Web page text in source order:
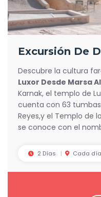
Excursión De
Descubre la cultura
Luxor Desde Marsa
Karnak, el templo de
cuenta con 63
Reyes,y el Templo de
se conoce con el
2 Días Cada día